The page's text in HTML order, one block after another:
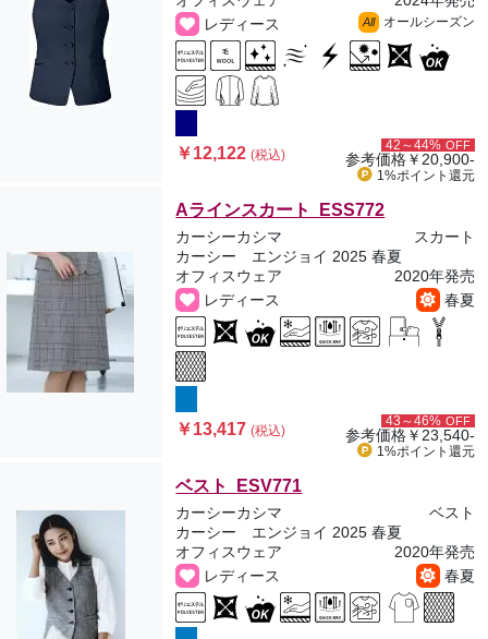
レディース
All オールシーズン
￥12,122(税込)
42～44% OFF
参考価格￥20,900-
1%ポイント 還元
Aラインスカート ESS772
カーシーカシマ
スカート
カーシー エンジョイ 2025 春夏
オフィスウェア
2020年発売
レディース
春夏
￥13,417(税込)
43～46% OFF
参考価格￥23,540-
1%ポイント 還元
ベスト ESV771
カーシーカシマ
ベスト
カーシー エンジョイ 2025 春夏
オフィスウェア
2020年発売
レディース
春夏